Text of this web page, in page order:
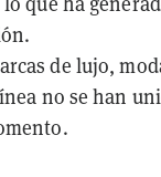
de lujo,
no se han